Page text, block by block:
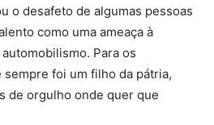
o desafeto de algumas pessoas
como uma ameaça à
Para os
foi um filho da pátria,
de orgulho onde quer que